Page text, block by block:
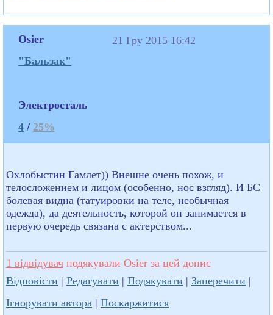
Osier
"Бальзак"
Электросталь
4 / 25%
21 Гру 2015 16:42
Охлобыстин Гамлет)) Внешне очень похож, и
телосложением и лицом (особенно, нос взгляд). И БС
болевая видна (татуировки на теле, необычная
одежда), да деятельность, которой он занимается в
первую очередь связана с актерством...
1 відвідувач подякували Osier за цей допис
Відповісти | Редагувати | Подякувати | Заперечити |
Ігнорувати автора | Поскаржитися